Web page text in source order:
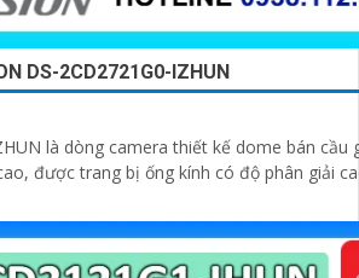
DS-2CD2721G0-IZHUN
là dòng camera thiết kế dome bán cầu
được trang bị ống kính có độ phân giải